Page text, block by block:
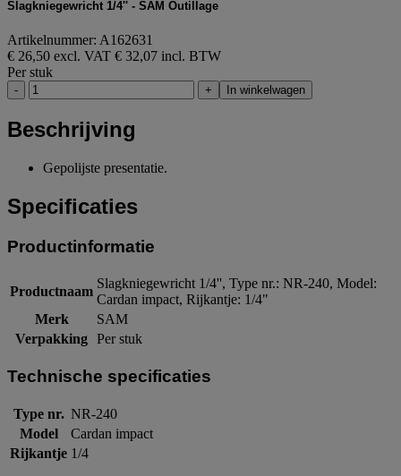
Slagkniegewricht 1/4'' - SAM Outillage
Artikelnummer: A162631
€ 26,50 excl. VAT € 32,07 incl. BTW
Per stuk
- + In winkelwagen
Beschrijving
Gepolijste presentatie.
Specificaties
Productinformatie
Productnaam
Slagkniegewricht 1/4'', Type nr.: NR-240, Model:
Cardan impact, Rijkantje: 1/4"
Merk
SAM
Verpakking Per stuk
Technische specificaties
Type nr. NR-240
Model
Cardan impact
Rijkantje 1/4